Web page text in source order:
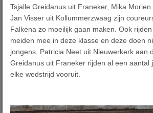
Tsjalle Greidanus uit Franeker, Mika
Jan Visser uit Kollummerzwaag zijn
Falkena zo moeilijk gaan maken. Ook
meiden mee in deze klasse en deze doen
jongens, Patricia Neet uit Nieuwerkerk aan
Greidanus uit Franeker rijden al een aantal
elke wedstrijd vooruit.